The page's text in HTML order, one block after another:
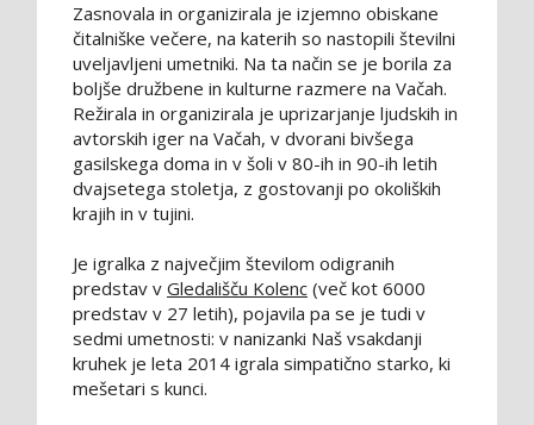
Zasnovala in organizirala je izjemno obiskane
čitalniške večere, na katerih so nastopili številni
uveljavljeni umetniki. Na ta način se je borila za
boljše družbene in kulturne razmere na Vačah.
Režirala in organizirala je uprizarjanje ljudskih in
avtorskih iger na Vačah, v dvorani bivšega
gasilskega doma in v šoli v 80-ih in 90-ih letih
dvajsetega stoletja, z gostovanji po okoliških
krajih in v tujini.
Je igralka z največjim številom odigranih
predstav v Gledališču Kolenc (več kot 6000
predstav v 27 letih), pojavila pa se je tudi v
sedmi umetnosti: v nanizanki Naš vsakdanji
kruhek je leta 2014 igrala simpatično starko, ki
mešetari s kunci.